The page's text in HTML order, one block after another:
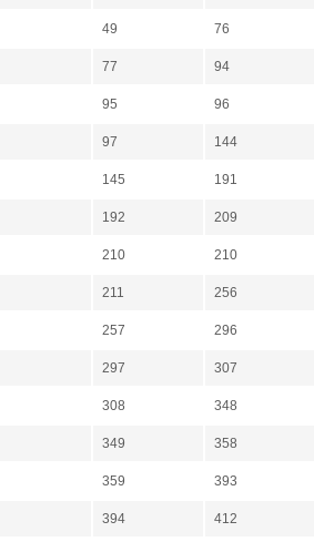
49 76
77 94
95 96
97 144
145 191
192 209
210 210
211 256
257 296
297 307
308 348
349 358
359 393
394 412